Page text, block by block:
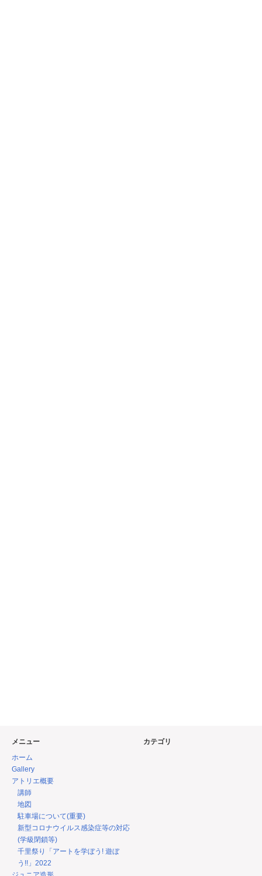
メニュー
ホーム
Gallery
アトリエ概要
講師
地図
駐車場について(重要)
新型コロナウイルス感染症等の対応
(学級閉鎖等)
千里祭り「アートを学ぼう! 遊ぼ
う!!」2022
カテゴリ